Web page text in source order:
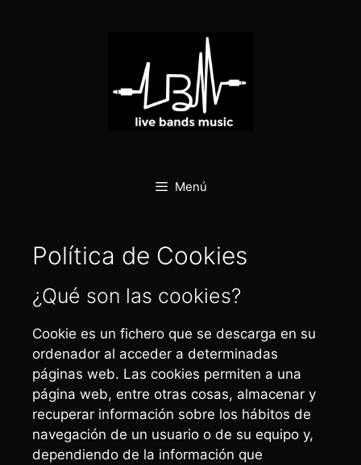
Menú
Política de Cookies
¿Qué son las cookies?
Cookie es un fichero que se descarga en su
ordenador al acceder a determinadas
páginas web. Las cookies permiten a una
página web, entre otras cosas, almacenar y
recuperar información sobre los hábitos de
navegación de un usuario o de su equipo y,
dependiendo de la información que